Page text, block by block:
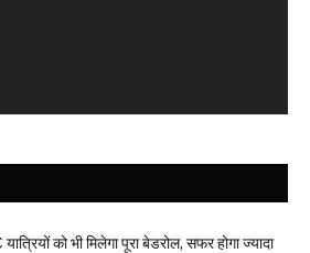
को भी मिलेगा पूरा बेडरोल, सफर होगा ज्यादा